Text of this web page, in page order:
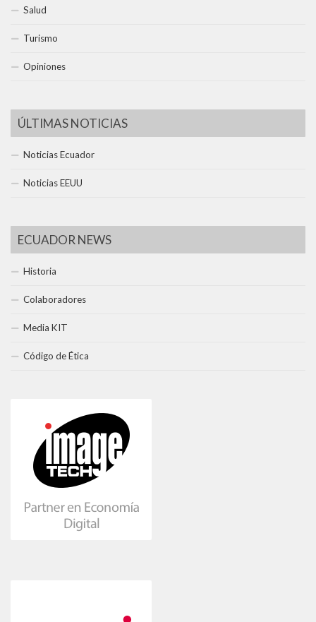
Salud
Turismo
Opiniones
ÚLTIMAS NOTICIAS
Noticias Ecuador
Noticias EEUU
ECUADOR NEWS
Historia
Colaboradores
Media KIT
Código de Ética